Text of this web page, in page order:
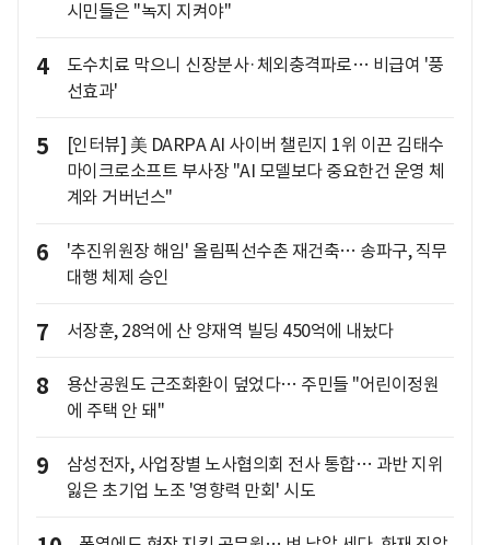
시민들은 "녹지 지켜야"
4
도수치료 막으니 신장분사·체외충격파로… 비급여 '풍
선효과'
5
[인터뷰] 美 DARPA AI 사이버 챌린지 1위 이끈 김태수
마이크로소프트 부사장 "AI 모델보다 중요한건 운영 체
계와 거버넌스"
6
'추진위원장 해임' 올림픽선수촌 재건축… 송파구, 직무
대행 체제 승인
7 서장훈, 28억에 산 양재역 빌딩 450억에 내놨다
8
용산공원도 근조화환이 덮었다… 주민들 "어린이정원
에 주택 안 돼"
9
삼성전자, 사업장별 노사협의회 전사 통합… 과반 지위
잃은 초기업 노조 '영향력 만회' 시도